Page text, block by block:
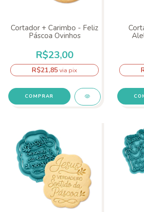
Cortador + Carimbo - Feliz
Páscoa Ovinhos
R$23,00
R$21,85via pix
COMPRAR